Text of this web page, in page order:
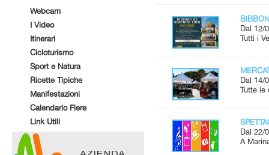
Webcam
I Video
Itinerari
Cicloturismo
Sport e Natura
Ricette Tipiche
Manifestazioni
Calendario Fiere
Link Utili
Dal 12/
Tutti i
Dal 14/
Tutte le
Dal 22/
A